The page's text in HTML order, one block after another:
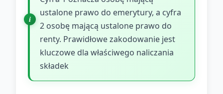
ustalone prawo do emerytury, a cyfra
2 osobę mającą ustalone prawo do
renty. Prawidłowe zakodowanie jest
kluczowe dla właściwego naliczania
składek